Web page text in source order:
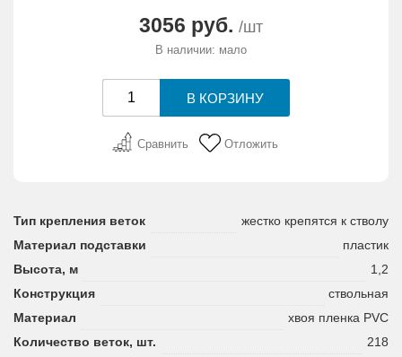
3056 руб. /шт
В наличии: мало
Сравнить Отложить
Тип крепления веток
жестко крепятся к стволу
Материал подставки
пластик
Высота, м
1,2
Конструкция
ствольная
Материал
хвоя пленка PVC
Количество веток, шт.
218